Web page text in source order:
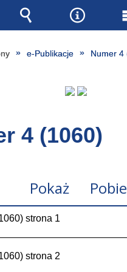
e-Publikacje Numer 4
4 (1060)
Pokaż
Wyszukiwarka